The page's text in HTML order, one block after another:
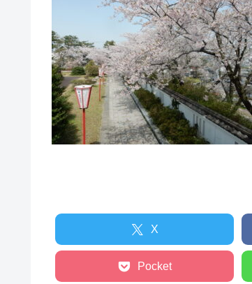
X
Pocket